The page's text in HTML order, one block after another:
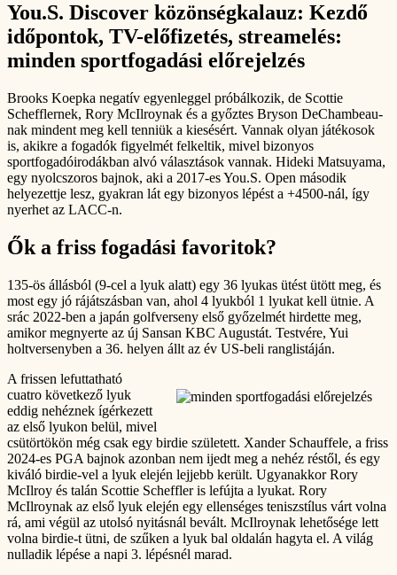
You.S. Discover közönségkalauz: Kezdő
időpontok, TV-előfizetés, streamelés:
minden sportfogadási előrejelzés
Brooks Koepka negatív egyenleggel próbálkozik, de Scottie
Schefflernek, Rory McIlroynak és a győztes Bryson DeChambeau-
nak mindent meg kell tenniük a kiesésért. Vannak olyan játékosok
is, akikre a fogadók figyelmét felkeltik, mivel bizonyos
sportfogadóirodákban alvó választások vannak. Hideki Matsuyama,
egy nyolcszoros bajnok, aki a 2017-es You.S. Open második
helyezettje lesz, gyakran lát egy bizonyos lépést a +4500-nál, így
nyerhet az LACC-n.
Ők a friss fogadási favoritok?
135-ös állásból (9-cel a lyuk alatt) egy 36 lyukas ütést ütött meg, és
most egy jó rájátszásban van, ahol 4 lyukból 1 lyukat kell ütnie. A
srác 2022-ben a japán golfverseny első győzelmét hirdette meg,
amikor megnyerte az új Sansan KBC Augustát. Testvére, Yui
holtversenyben a 36. helyen állt az év US-beli ranglistáján.
A frissen lefuttatható
cuatro következő lyuk
eddig nehéznek ígérkezett
az első lyukon belül, mivel
csütörtökön még csak egy birdie született. Xander Schauffele, a friss
2024-es PGA bajnok azonban nem ijedt meg a nehéz réstől, és egy
kiváló birdie-vel a lyuk elején lejjebb került. Ugyanakkor Rory
McIlroy és talán Scottie Scheffler is lefújta a lyukat. Rory
McIlroynak az első lyuk elején egy ellenséges teniszstílus várt volna
rá, ami végül az utolsó nyitásnál bevált. McIlroynak lehetősége lett
volna birdie-t ütni, de szűken a lyuk bal oldalán hagyta el. A világ
nulladik lépése a napi 3. lépésnél marad.